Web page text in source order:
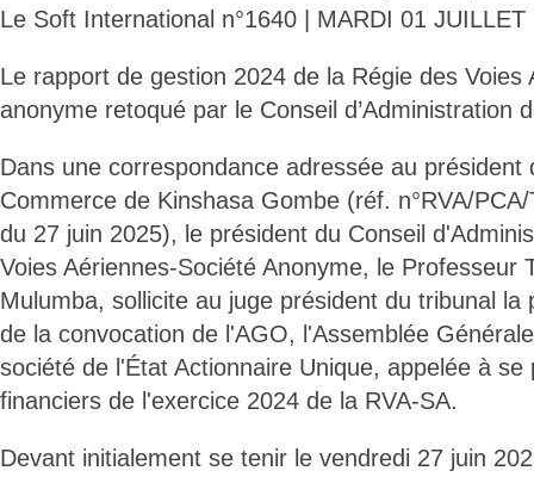
Le Soft International n°1640 | MARDI 01 JUILLET
Le rapport de gestion 2024 de la Régie des Voies
anonyme retoqué par le Conseil d’Administration
Dans une correspondance adressée au président
Commerce de Kinshasa Gombe (réf. n°RVA/
du 27 juin 2025), le président du Conseil
Voies Aériennes-Société Anonyme, le Professeur
Mulumba, sollicite au juge président du tribunal la
de la convocation de l'AGO, l'Assemblée
société de l'État Actionnaire Unique, appelée à
financiers de l'exercice 2024 de la RVA-SA.
Devant initialement se tenir le vendredi 27 juin